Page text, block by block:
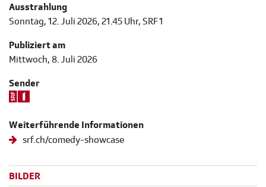
Ausstrahlung
Sonntag, 12. Juli 2026, 21.45 Uhr, SRF 1
Publiziert am
Mittwoch, 8. Juli 2026
Sender
Weiterführende Informationen
srf.ch/comedy-showcase
BILDER